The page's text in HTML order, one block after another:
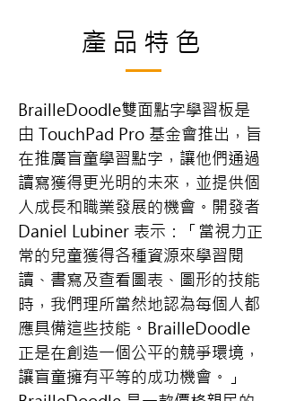
產品特色
BrailleDoodle雙面點字學習板是
由 TouchPad Pro 基金會推出，旨
在推廣盲童學習點字，讓他們通過
讀寫獲得更光明的未來，並提供個
人成長和職業發展的機會。開發者
Daniel Lubiner 表示：「當視力正
常的兒童獲得各種資源來學習閱
讀、書寫及查看圖表、圖形的技能
時，我們理所當然地認為每個人都
應具備這些技能。BrailleDoodle
正是在創造一個公平的競爭環境，
讓盲童擁有平等的成功機會。」